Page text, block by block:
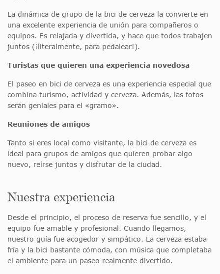
La dinámica de grupo de la bici de cerveza la convierte en
una excelente experiencia de unión para compañeros o
equipos. Es relajada y divertida, y hace que todos trabajen
juntos (¡literalmente, para pedalear!).
Turistas que quieren una experiencia novedosa
El paseo en bici de cerveza es una experiencia especial que
combina turismo, actividad y cerveza. Además, las fotos
serán geniales para el «gramo».
Reuniones de amigos
Tanto si eres local como visitante, la bici de cerveza es
ideal para grupos de amigos que quieren probar algo
nuevo, reírse juntos y disfrutar de la ciudad.
Nuestra experiencia
Desde el principio, el proceso de reserva fue sencillo, y el
equipo fue amable y profesional. Cuando llegamos,
nuestro guía fue acogedor y simpático. La cerveza estaba
fría y la bici bastante cómoda, con música que completaba
el ambiente para un paseo realmente divertido.